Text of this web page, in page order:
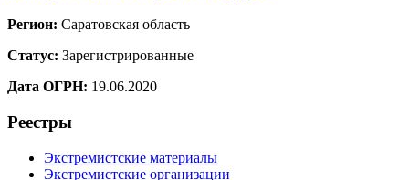
Регион: Саратовская область
Статус: Зарегистрированные
Дата ОГРН: 19.06.2020
Реестры
Экстремистские материалы
Экстремистские организации